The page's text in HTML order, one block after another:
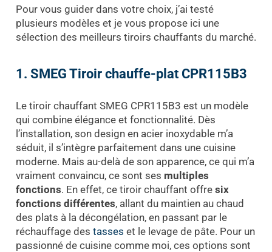
Pour vous guider dans votre choix, j’ai testé
plusieurs modèles et je vous propose ici une
sélection des meilleurs tiroirs chauffants du marché.
1. SMEG Tiroir chauffe-plat CPR115B3
Le tiroir chauffant SMEG CPR115B3 est un modèle
qui combine élégance et fonctionnalité. Dès
l’installation, son design en acier inoxydable m’a
séduit, il s’intègre parfaitement dans une cuisine
moderne. Mais au-delà de son apparence, ce qui m’a
vraiment convaincu, ce sont ses multiples
fonctions. En effet, ce tiroir chauffant offre six
fonctions différentes, allant du maintien au chaud
des plats à la décongélation, en passant par le
réchauffage des tasses et le levage de pâte. Pour un
passionné de cuisine comme moi, ces options sont